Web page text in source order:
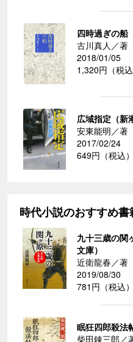
四時過ぎの船
古川真人／著
2018/01/05
1,320円（税込
広域指定（新
安東能明／著
2017/02/24
649円（税込）
時代小説のおすすめ書
九十三歳の
文庫）
近衛龍春／著
2019/08/30
781円（税込）
眠狂四郎殺法
柴田錬三郎／